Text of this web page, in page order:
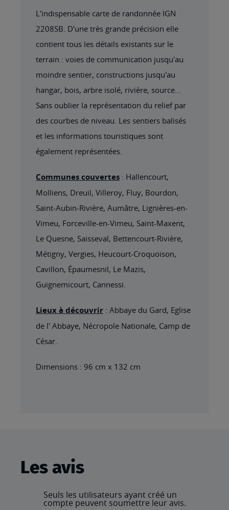
L'indispensable carte de randonnée IGN
2208SB. D'une très grande précision elle
contient tous les détails existants sur le
terrain : voies de communication jusqu'au
moindre sentier, constructions jusqu'au
hangar, bois, arbre isolé, rivière, source...
Sans oublier la représentation du relief par
des courbes de niveau. Les sentiers balisés
et les informations touristiques sont
également représentées.
Communes couvertes : Hallencourt,
Molliens, Dreuil, Villeroy, Fluy, Bourdon,
Saint-Aubin-Rivière, Aumâtre, Lignières-en-
Vimeu, Forceville-en-Vimeu, Saint-Maxent,
Le Quesne, Saisseval, Bettencourt-Rivière,
Métigny, Vergies, Heucourt-Croquoison,
Cavillon, Épaumesnil, Le Mazis,
Guignemicourt, Cannessi.
Lieux à découvrir : Abbaye du Gard, Eglise
de l' Abbaye, Nécropole Nationale, Camp de
César.
Dimensions : 96 cm x 132 cm
Les avis
Seuls les utilisateurs ayant créé un
compte peuvent soumettre leur avis.